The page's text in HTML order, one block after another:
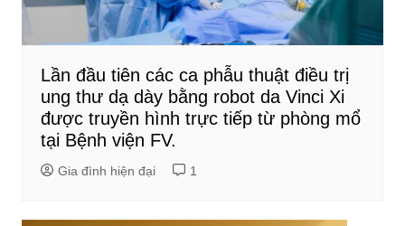
Lần đầu tiên các ca phẫu thuật điều trị
ung thư dạ dày bằng robot da Vinci Xi
được truyền hình trực tiếp từ phòng mổ
tại Bệnh viện FV.
Gia đình hiện đại 1